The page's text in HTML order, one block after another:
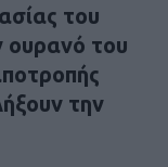
του
ουρανό του
την